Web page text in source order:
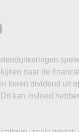
naar de
keren dividend uit
kan invloed